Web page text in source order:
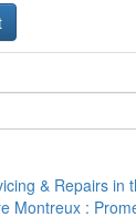
& Repairs in
Montreux :